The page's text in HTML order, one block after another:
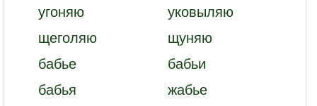
угоняю
уковыляю
щеголяю
щуняю
бабье
бабьи
бабья
жабье